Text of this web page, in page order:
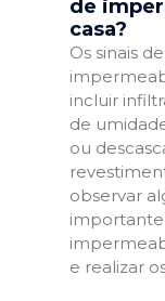
de
casa?
Os sinais
incluir
de
ou
observar
e realizar